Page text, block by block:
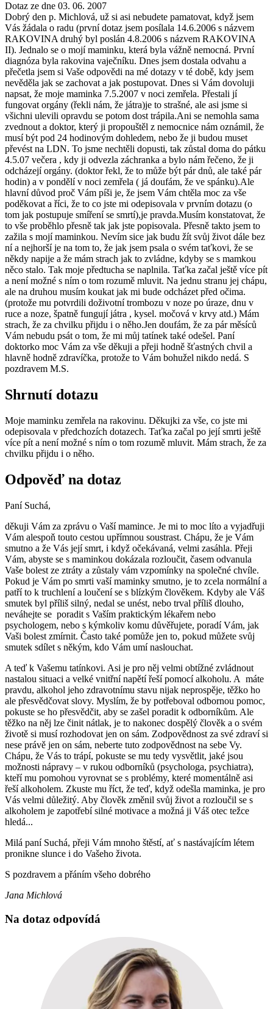
Dotaz ze dne 03. 06. 2007
Dobrý den p. Michlová, už si asi nebudete pamatovat, když jsem
Vás žádala o radu (první dotaz jsem posílala 14.6.2006 s názvem
RAKOVINA druhý byl poslán 4.8.2006 s názvem RAKOVINA
II). Jednalo se o mojí maminku, která byla vážně nemocná. První
diagnóza byla rakovina vaječníku. Dnes jsem dostala odvahu a
přečetla jsem si Vaše odpovědi na mé dotazy v té době, kdy jsem
nevěděla jak se zachovat a jak postupovat. Dnes si Vám dovoluji
napsat, že moje maminka 7.5.2007 v noci zemřela. Přestali jí
fungovat orgány (řekli nám, že játra)je to strašné, ale asi jsme si
všichni ulevili opravdu se potom dost trápila.Ani se nemohla sama
zvednout a doktor, který ji propouštěl z nemocnice nám oznámil, že
musí být pod 24 hodinovým dohledem, nebo že ji budou muset
převést na LDN. To jsme nechtěli dopusti, tak zůstal doma do pátku
4.5.07 večera , kdy ji odvezla záchranka a bylo nám řečeno, že ji
odcházejí orgány. (doktor řekl, že to může být pár dnů, ale také pár
hodin) a v pondělí v noci zemřela ( já doufám, že ve spánku).Ale
hlavní důvod proč Vám píši je, že jsem Vám chtěla moc za vše
poděkovat a říci, že to co jste mi odepisovala v prvním dotazu (o
tom jak postupuje smíření se smrtí),je pravda.Musím konstatovat, že
to vše proběhlo přesně tak jak jste popisovala. Přesně takto jsem to
zažila s mojí maminkou. Nevím sice jak budu žít svůj život dále bez
ní a nejhorší je na tom to, že jak jsem psala o svém taťkovi, že se
někdy napije a že mám strach jak to zvládne, kdyby se s mamkou
něco stalo. Tak moje předtucha se naplnila. Taťka začal ještě více pít
a není možné s ním o tom rozumě mluvit. Na jednu stranu jej chápu,
ale na druhou musím koukat jak mi bude odcházet před očima.
(protože mu potvrdili doživotní trombozu v noze po úraze, dnu v
ruce a noze, špatně fungují játra , kysel. močová v krvy atd.) Mám
strach, že za chvilku přijdu i o něho.Jen doufám, že za pár měsíců
Vám nebudu psát o tom, že mi můj tatínek také odešel. Paní
doktorko moc Vám za vše děkuji a přeji hodně šťastných chvil a
hlavně hodně zdravíčka, protože to Vám bohužel nikdo nedá. S
pozdravem M.S.
Shrnutí dotazu
Moje maminku zemřela na rakovinu. Děkujki za vše, co jste mi
odepisovala v předchozích dotazech. Taťka začal po její smrti ještě
více pít a není možné s ním o tom rozumě mluvit. Mám strach, že za
chvilku přijdu i o něho.
Odpověď na dotaz
Paní Suchá,
děkuji Vám za zprávu o Vaší mamince. Je mi to moc líto a vyjadřuji
Vám alespoň touto cestou upřímnou soustrast. Chápu, že je Vám
smutno a že Vás její smrt, i když očekávaná, velmi zasáhla. Přeji
Vám, abyste se s maminkou dokázala rozloučit, časem odvanula
Vaše bolest ze ztráty a zůstaly vám vzpomínky na společné chvíle.
Pokud je Vám po smrti vaší maminky smutno, je to zcela normální a
patří to k truchlení a loučení se s blízkým člověkem. Kdyby ale Váš
smutek byl příliš silný, nedal se unést, nebo trval příliš dlouho,
neváhejte se poradit s Vaším praktickým lékařem nebo
psychologem, nebo s kýmkoliv komu důvěřujete, poradí Vám, jak
Vaši bolest zmírnit. Často také pomůže jen to, pokud můžete svůj
smutek sdílet s někým, kdo Vám umí naslouchat.
A teď k Vašemu tatínkovi. Asi je pro něj velmi obtížné zvládnout
nastalou situaci a velké vnitřní napětí řeší pomocí alkoholu. A máte
pravdu, alkohol jeho zdravotnímu stavu nijak neprospěje, těžko ho
ale přesvědčovat slovy. Myslím, že by potřeboval odbornou pomoc,
pokuste se ho přesvědčit, aby se zašel poradit k odborníkům. Ale
těžko na něj lze činit nátlak, je to nakonec dospělý člověk a o svém
životě si musí rozhodovat jen on sám. Zodpovědnost za své zdraví si
nese právě jen on sám, neberte tuto zodpovědnost na sebe Vy.
Chápu, že Vás to trápí, pokuste se mu tedy vysvětlit, jaké jsou
možnosti nápravy – v rukou odborníků (psychologa, psychiatra),
kteří mu pomohou vyrovnat se s problémy, které momentálně asi
řeší alkoholem. Zkuste mu říct, že teď, když odešla maminka, je pro
Vás velmi důležitý. Aby člověk změnil svůj život a rozloučil se s
alkoholem je zapotřebí silné motivace a možná ji Váš otec težce
hledá...
Milá paní Suchá, přeji Vám mnoho štěstí, ať s nastávajícím létem
pronikne slunce i do Vašeho života.
S pozdravem a přáním všeho dobrého
Jana Michlová
Na dotaz odpovídá